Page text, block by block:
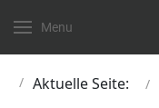
Menu
Aktuelle Seite: